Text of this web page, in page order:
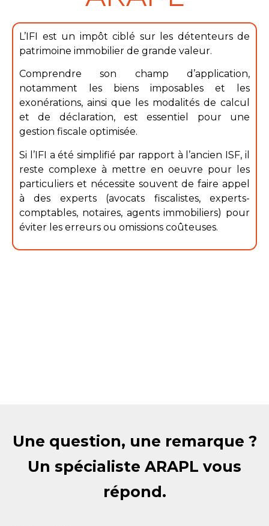
L’IFI est un impôt ciblé sur les détenteurs de
patrimoine immobilier de grande valeur.
Comprendre son champ d’application,
notamment les biens imposables et les
exonérations, ainsi que les modalités de calcul
et de déclaration, est essentiel pour une
gestion fiscale optimisée.
Si l’IFI a été simplifié par rapport à l’ancien ISF, il
reste complexe à mettre en oeuvre pour les
particuliers et nécessite souvent de faire appel
à des experts (avocats fiscalistes, experts-
comptables, notaires, agents immobiliers) pour
éviter les erreurs ou omissions coûteuses.
Une question, une remarque ?
Un spécialiste ARAPL vous
répond.